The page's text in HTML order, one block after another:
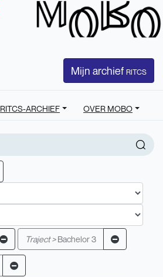
Mijn archief RITCS
RITCS-ARCHIEF OVER MOBO
Traject > Bachelor 3